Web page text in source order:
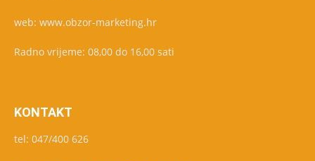
web: www.obzor-marketing.hr
Radno vrijeme: 08,00 do 16,00 sati
KONTAKT
tel: 047/400 626